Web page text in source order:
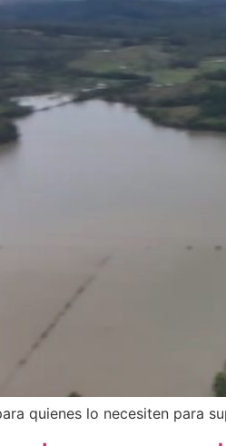
quienes lo necesiten para